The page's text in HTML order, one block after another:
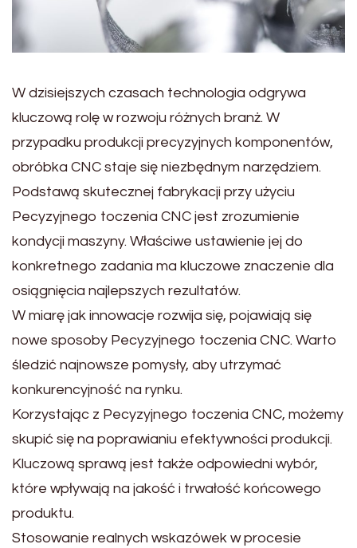
W dzisiejszych czasach technologia odgrywa
kluczową rolę w rozwoju różnych branż. W
przypadku produkcji precyzyjnych komponentów,
obróbka CNC staje się niezbędnym narzędziem.
Podstawą skutecznej fabrykacji przy użyciu
Pecyzyjnego toczenia CNC jest zrozumienie
kondycji maszyny. Właściwe ustawienie jej do
konkretnego zadania ma kluczowe znaczenie dla
osiągnięcia najlepszych rezultatów.
W miarę jak innowacje rozwija się, pojawiają się
nowe sposoby Pecyzyjnego toczenia CNC. Warto
śledzić najnowsze pomysły, aby utrzymać
konkurencyjność na rynku.
Korzystając z Pecyzyjnego toczenia CNC, możemy
skupić się na poprawianiu efektywności produkcji.
Kluczową sprawą jest także odpowiedni wybór,
które wpływają na jakość i trwałość końcowego
produktu.
Stosowanie realnych wskazówek w procesie